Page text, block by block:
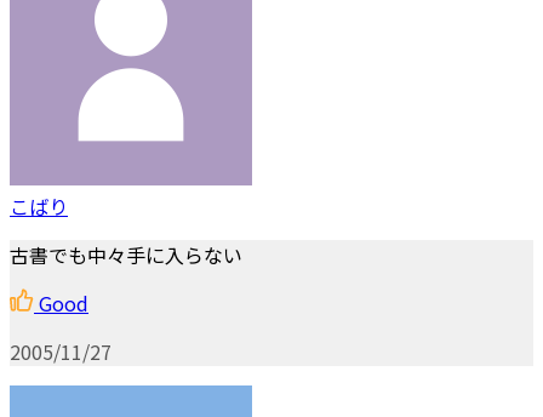
こばり
古書でも中々手に入らない
Good
2005/11/27